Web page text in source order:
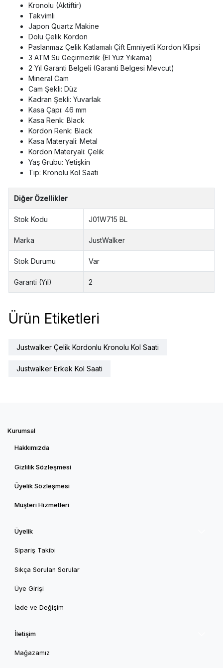
Kronolu (Aktiftir)
Takvimli
Japon Quartz Makine
Dolu Çelik Kordon
Paslanmaz Çelik Katlamalı Çift Emniyetli Kordon Klipsi
3 ATM Su Geçirmezlik (El Yüz Yıkama)
2 Yıl Garanti Belgeli (Garanti Belgesi Mevcut)
Mineral Cam
Cam Şekli: Düz
Kadran Şekli: Yuvarlak
Kasa Çapı: 46 mm
Kasa Renk: Black
Kordon Renk: Black
Kasa Materyali: Metal
Kordon Materyali: Çelik
Yaş Grubu: Yetişkin
Tip: Kronolu Kol Saati
Diğer Özellikler
Stok Kodu J01W715 BL
Marka JustWalker
Stok Durumu Var
Garanti (Yıl) 2
Ürün Etiketleri
Justwalker Çelik Kordonlu Kronolu Kol Saati
Justwalker Erkek Kol Saati
Kurumsal
Hakkımızda
Gizlilik Sözleşmesi
Üyelik Sözleşmesi
Müşteri Hizmetleri
Üyelik
Sipariş Takibi
Sıkça Sorulan Sorular
Üye Girişi
İade ve Değişim
İletişim
Mağazamız